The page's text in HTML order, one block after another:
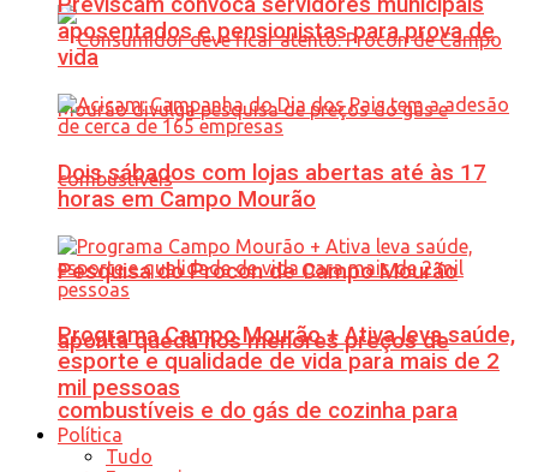
Pesquisa do Procon de Campo Mourão
aponta queda nos menores preços de
combustíveis e do gás de cozinha para
aposentados e pensionistas para prova de
vida
Dois sábados com lojas abertas até às 17
horas em Campo Mourão
Programa Campo Mourão + Ativa leva saúde,
esporte e qualidade de vida para mais de 2
mil pessoas
Política
Tudo